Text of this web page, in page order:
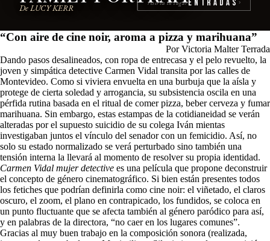
De LUCY KERR
reserva tu lugarEntradas ›
“Con aire de cine noir, aroma a pizza y marihuana”
Por Victoria Malter Terrada
Dando pasos desalineados, con ropa de entrecasa y el pelo revuelto, la
joven y simpática detective Carmen Vidal transita por las calles de
Montevideo. Como si viviera envuelta en una burbuja que la aísla y
protege de cierta soledad y arrogancia, su subsistencia oscila en una
pérfida rutina basada en el ritual de comer pizza, beber cerveza y fumar
marihuana. Sin embargo, estas estampas de la cotidianeidad se verán
alteradas por el supuesto suicidio de su colega Iván mientas
investigaban juntos el vínculo del senador con un femicidio. Así, no
solo su estado normalizado se verá perturbado sino también una
tensión interna la llevará al momento de resolver su propia identidad.
Carmen Vidal mujer detective es una película que propone deconstruir
el concepto de género cinematográfico. Si bien están presentes todos
los fetiches que podrían definirla como cine noir: el viñetado, el claros
oscuro, el zoom, el plano en contrapicado, los fundidos, se coloca en
un punto fluctuante que se afecta también al género paródico para así,
y en palabras de la directora, “no caer en los lugares comunes”.
Gracias al muy buen trabajo en la composición sonora (realizada,